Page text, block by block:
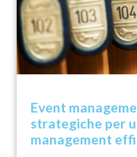
Event
strategiche per
management